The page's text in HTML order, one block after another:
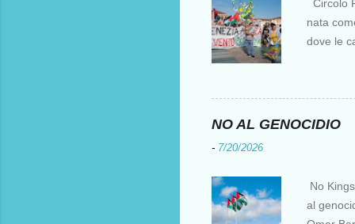
Circolo
nata
dove le
al XV
natanti
suoi
NO AL GENOCIDIO
- 7/20/2026
No
al